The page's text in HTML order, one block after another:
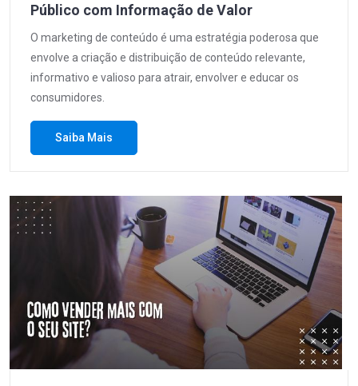
Público com Informação de Valor
O marketing de conteúdo é uma estratégia poderosa que
envolve a criação e distribuição de conteúdo relevante,
informativo e valioso para atrair, envolver e educar os
consumidores.
Saiba Mais